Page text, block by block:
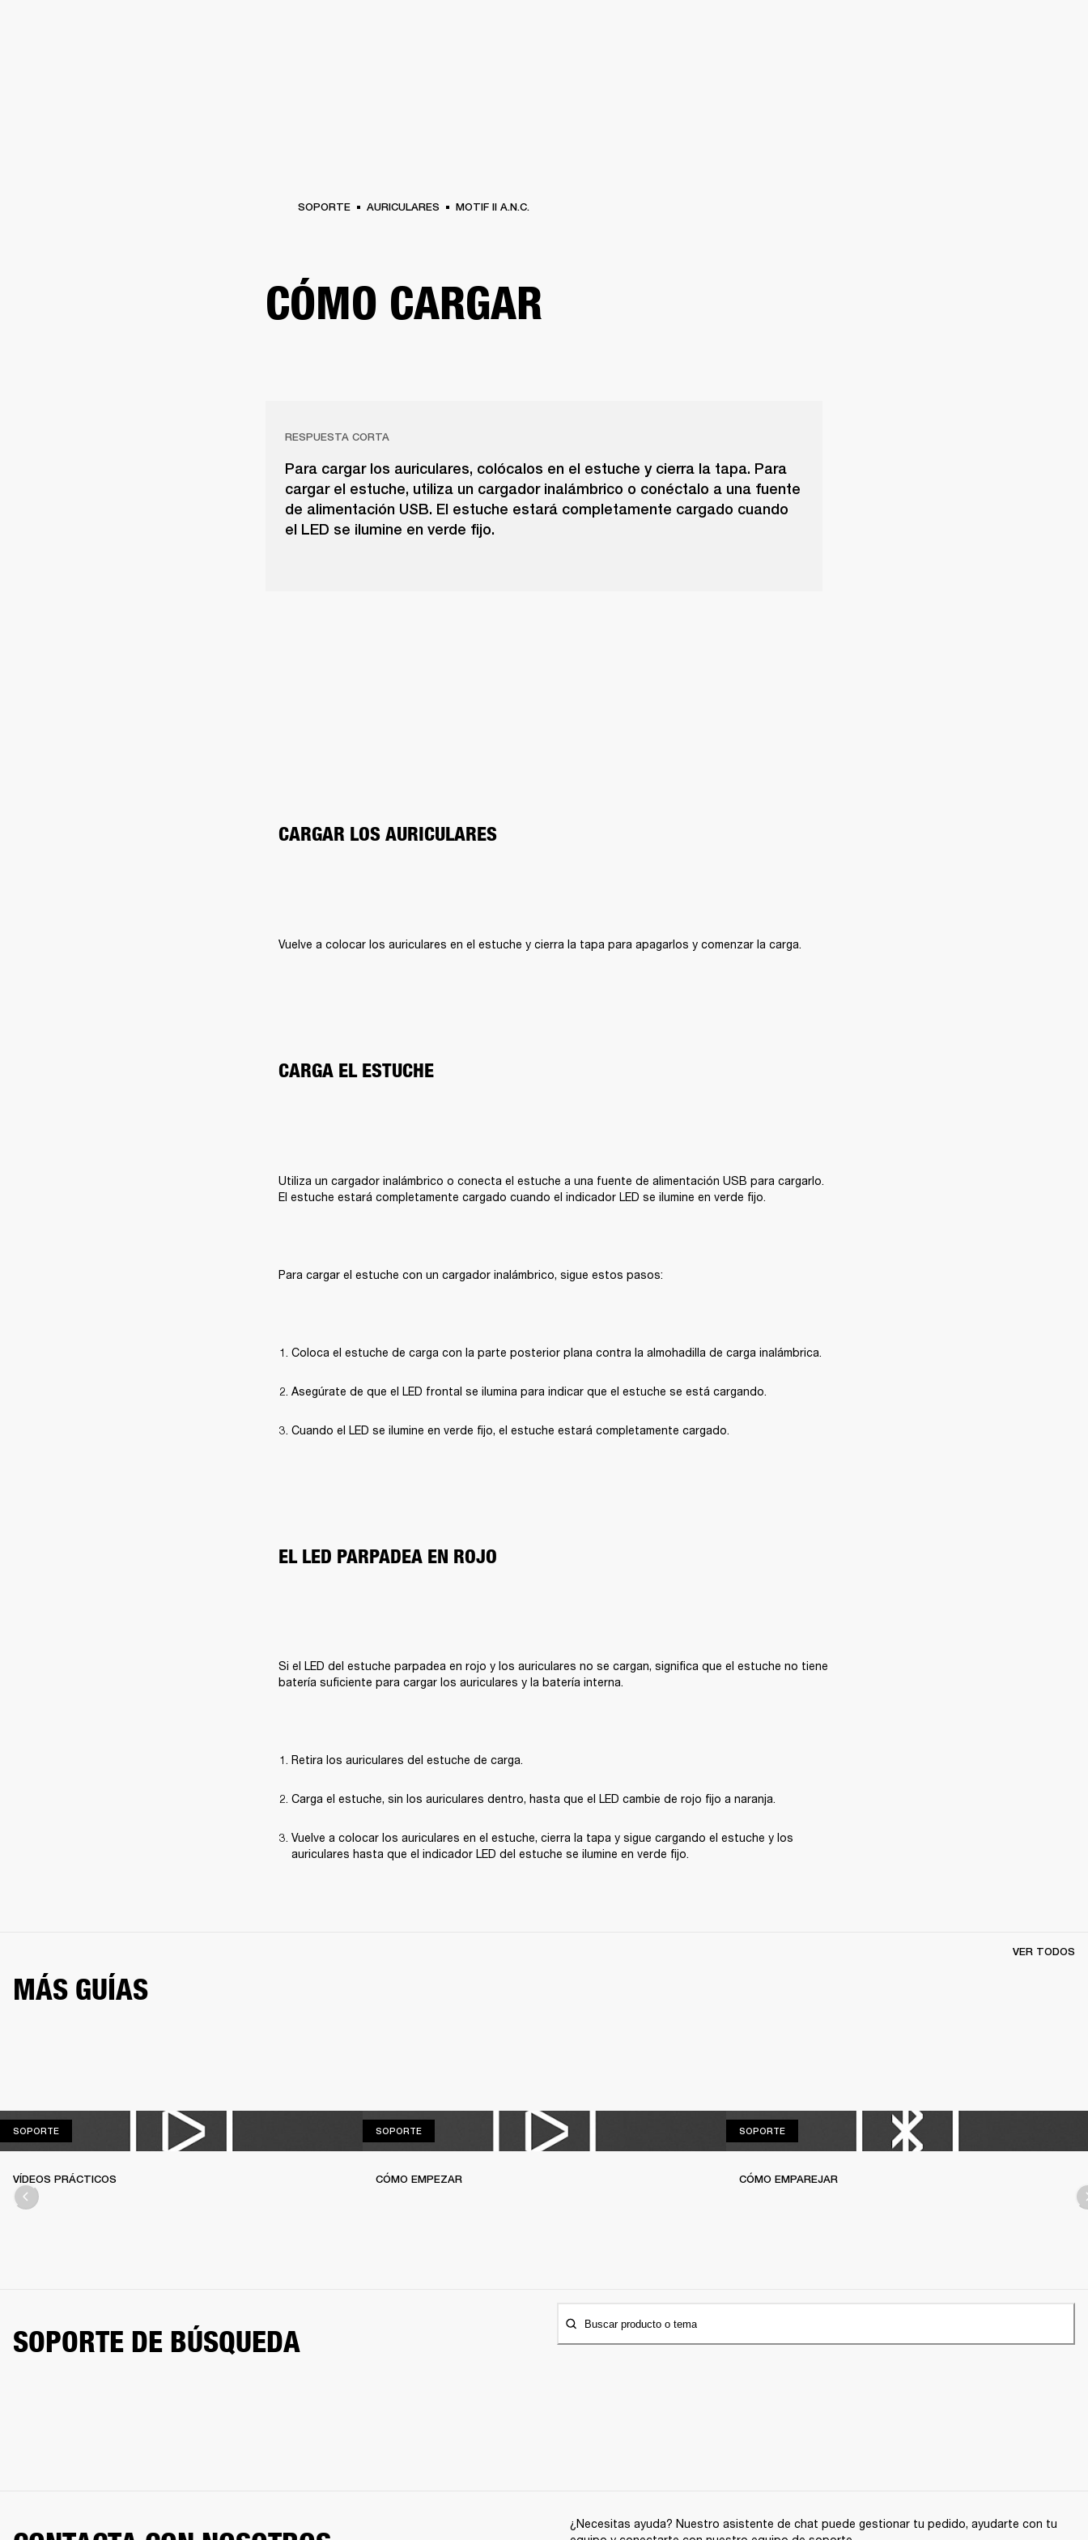
SOPORTE AURICULARES MOTIF II A.N.C.
CÓMO CARGAR
RESPUESTA CORTA
Para cargar los auriculares, colócalos en el estuche y cierra la tapa. Para
cargar el estuche, utiliza un cargador inalámbrico o conéctalo a una fuente
de alimentación USB. El estuche estará completamente cargado cuando
el LED se ilumine en verde fijo.
CARGAR LOS AURICULARES
Vuelve a colocar los auriculares en el estuche y cierra la tapa para apagarlos y comenzar la carga.
CARGA EL ESTUCHE
Utiliza un cargador inalámbrico o conecta el estuche a una fuente de alimentación USB para cargarlo.
El estuche estará completamente cargado cuando el indicador LED se ilumine en verde fijo.
Para cargar el estuche con un cargador inalámbrico, sigue estos pasos:
Coloca el estuche de carga con la parte posterior plana contra la almohadilla de carga inalámbrica.
Asegúrate de que el LED frontal se ilumina para indicar que el estuche se está cargando.
Cuando el LED se ilumine en verde fijo, el estuche estará completamente cargado.
EL LED PARPADEA EN ROJO
Si el LED del estuche parpadea en rojo y los auriculares no se cargan, significa que el estuche no tiene
batería suficiente para cargar los auriculares y la batería interna.
Retira los auriculares del estuche de carga.
Carga el estuche, sin los auriculares dentro, hasta que el LED cambie de rojo fijo a naranja.
Vuelve a colocar los auriculares en el estuche, cierra la tapa y sigue cargando el estuche y los
auriculares hasta que el indicador LED del estuche se ilumine en verde fijo.
MÁS GUÍAS
VER TODOS
SOPORTESOPORTE
VÍDEOS PRÁCTICOS
SOPORTESOPORTE
CÓMO EMPEZAR
SOPORTESOPORTE
CÓMO EMPAREJAR
SOPORTE DE BÚSQUEDA Buscar producto o tema
¿Necesitas ayuda? Nuestro asistente de chat puede gestionar tu pedido, ayudarte con tu